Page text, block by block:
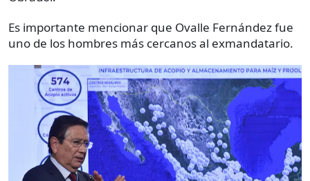
Es importante mencionar que Ovalle Fernández fue
uno de los hombres más cercanos al exmandatario.